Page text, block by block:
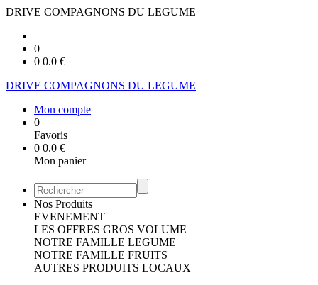
DRIVE COMPAGNONS DU LEGUME
0
0 0.0 €
DRIVE COMPAGNONS DU LEGUME
Mon compte
0
Favoris
0 0.0 €
Mon panier
Nos Produits
EVENEMENT
LES OFFRES GROS VOLUME
NOTRE FAMILLE LEGUME
NOTRE FAMILLE FRUITS
AUTRES PRODUITS LOCAUX